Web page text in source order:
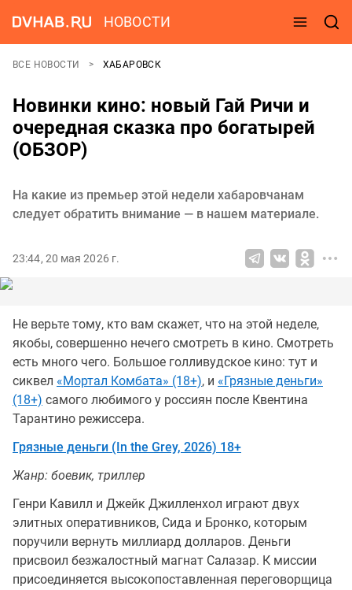
НОВОСТИ
ВСЕ НОВОСТИ ХАБАРОВСК
Новинки кино: новый Гай Ричи и
очередная сказка про богатырей
(ОБЗОР)
На какие из премьер этой недели хабаровчанам
следует обратить внимание — в нашем материале.
23:44, 20 мая 2026 г.
Не верьте тому, кто вам скажет, что на этой неделе,
якобы, совершенно нечего смотреть в кино. Смотреть
есть много чего. Большое голливудское кино: тут и
сиквел «Мортал Комбата» (18+), и «Грязные деньги»
(18+) самого любимого у россиян после Квентина
Тарантино режиссера.
Грязные деньги (In the Grey, 2026) 18+
Жанр: боевик, триллер
Генри Кавилл и Джейк Джилленхол играют двух
элитных оперативников, Сида и Бронко, которым
поручили вернуть миллиард долларов. Деньги
присвоил безжалостный магнат Салазар. К миссии
присоединяется высокопоставленная переговорщица